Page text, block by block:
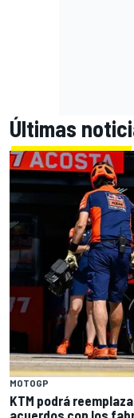
Últimas
MOTOGP
KTM podrá